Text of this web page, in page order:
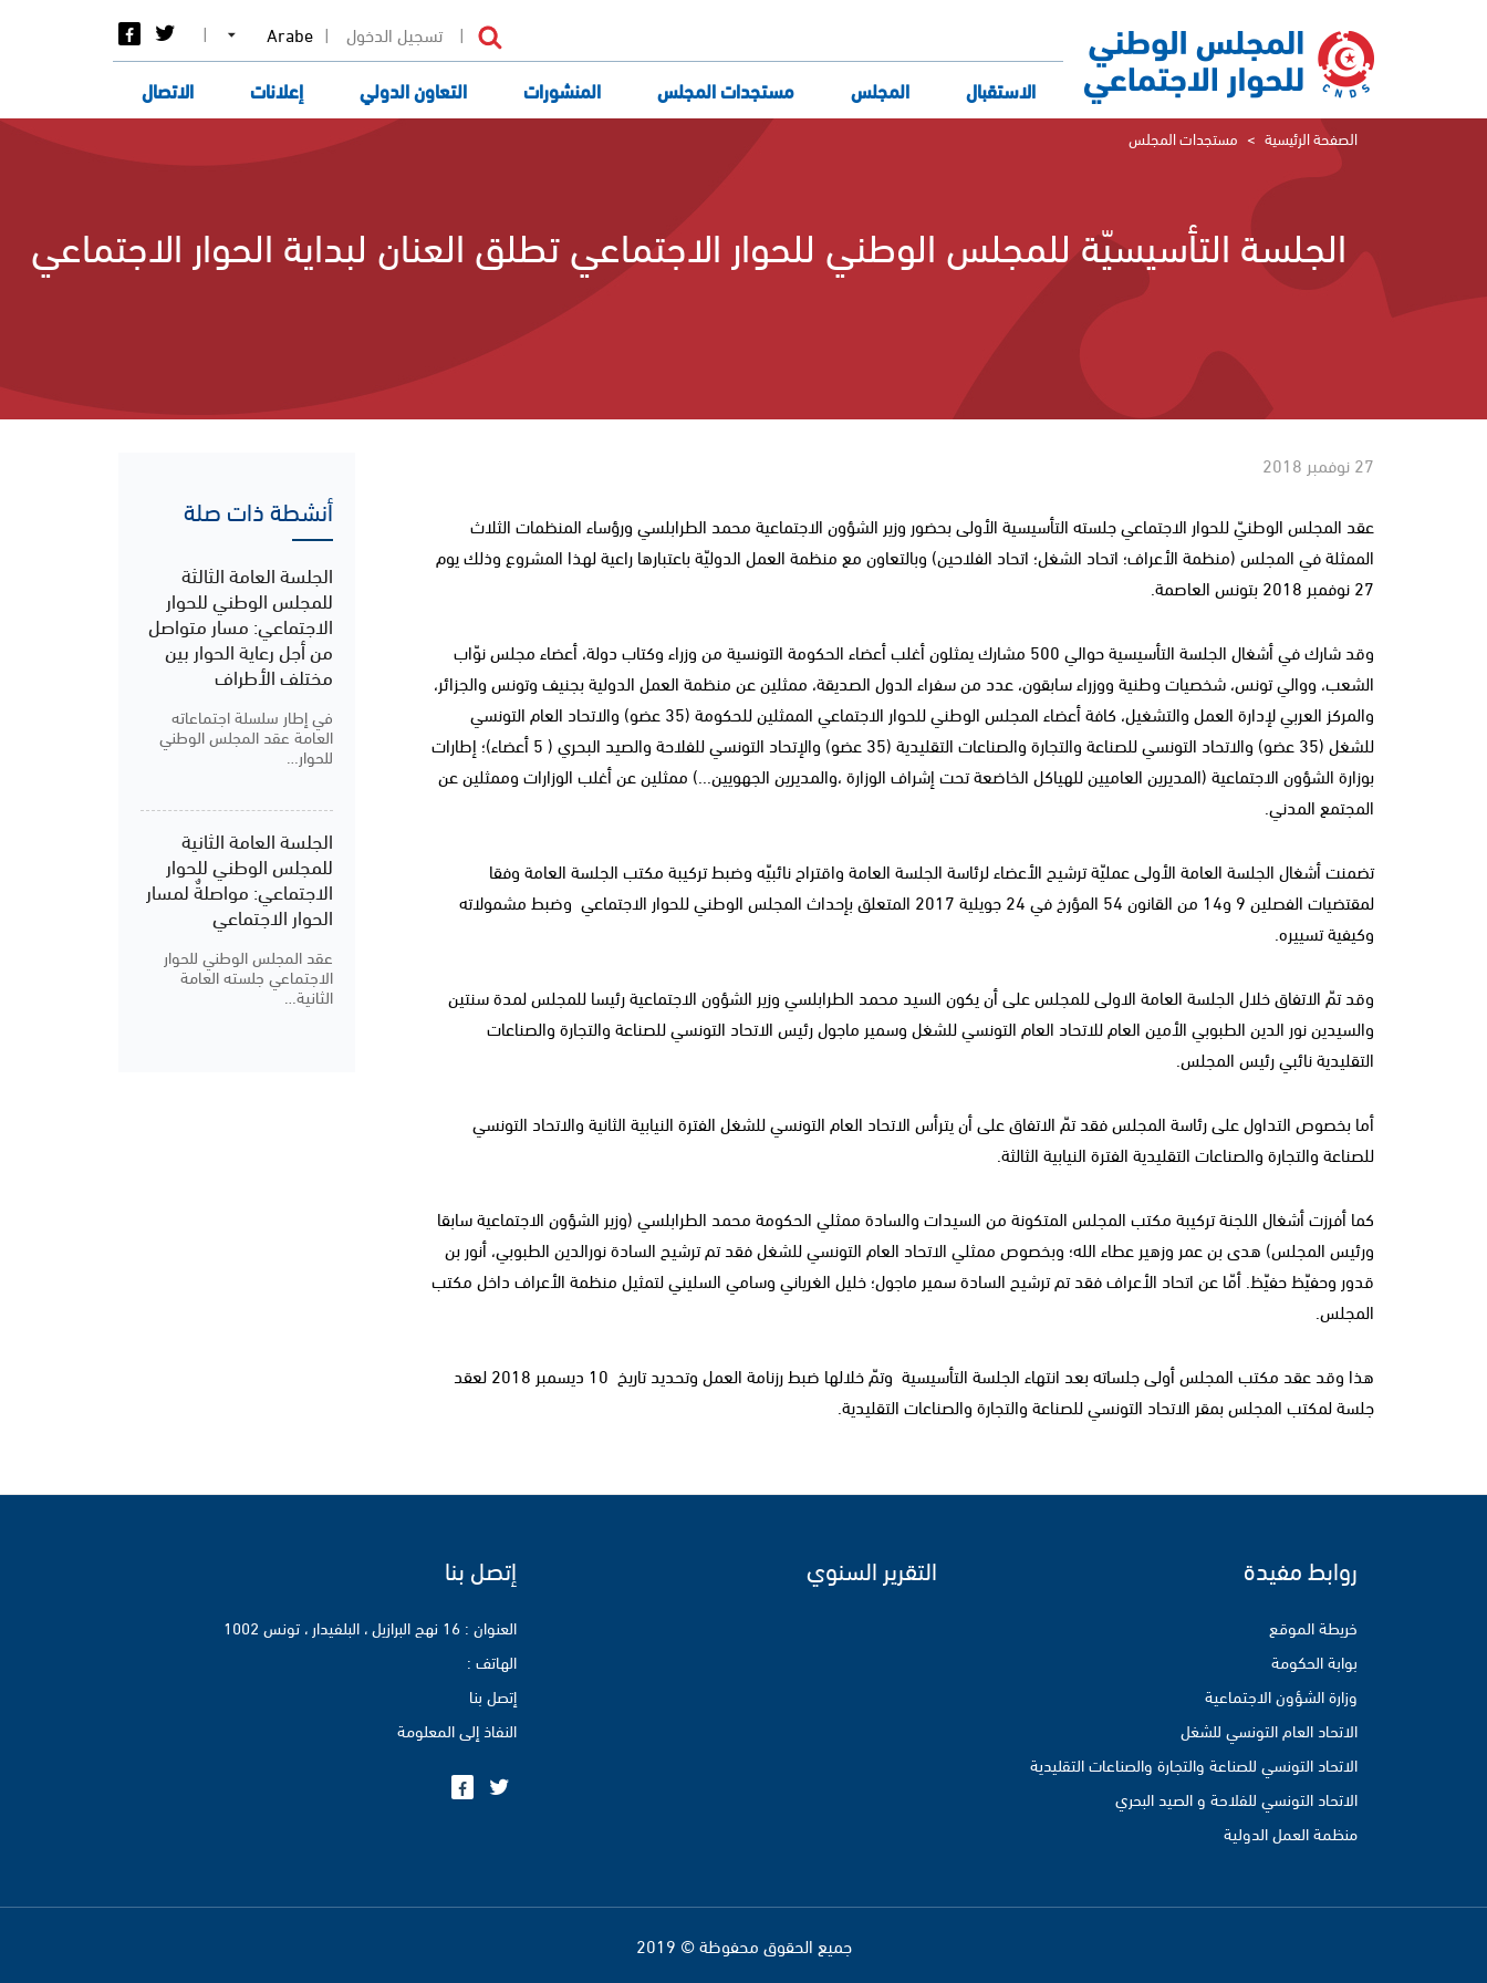
Select
تسجيل الدخول
الاستقبال
المجلس
هياكل المجلس الجلسة العامة
مستجدات المجلس المنشورات التعاون الدولي إعلانات
الاتصال
الصفحة الرئيسية مستجدات المجلس
الجلسة التأسيسيّة للمجلس الوطني للحوار الاجتماعي تطلق العنان لبداية الحوار الاجتماعي
أنشطة ذات صلة
الجلسة العامة الثالثة
للمجلس الوطني للحوار
الاجتماعي: مسار متواصل
من أجل رعاية الحوار بين
مختلف الأطراف
في إطار سلسلة اجتماعاته
العامة عقد المجلس الوطني
للحوار…
الجلسة العامة الثانية
للمجلس الوطني للحوار
الاجتماعي: مواصلةٌ لمسار
الحوار الاجتماعي
عقد المجلس الوطني للحوار
الاجتماعي جلسته العامة
الثانية…
27 نوفمبر 2018
عقد المجلس الوطنيّ للحوار الاجتماعي جلسته التأسيسية الأولى بحضور وزير الشؤون الاجتماعية محمد الطرابلسي ورؤساء المنظمات الثلاث
الممثلة في المجلس (منظمة الأعراف؛ اتحاد الشغل؛ اتحاد الفلاحين) وبالتعاون مع منظمة العمل الدوليّة باعتبارها راعية لهذا المشروع وذلك يوم
27 نوفمبر 2018 بتونس العاصمة.
وقد شارك في أشغال الجلسة التأسيسية حوالي 500 مشارك يمثلون أغلب أعضاء الحكومة التونسية من وزراء وكتاب دولة، أعضاء مجلس نوّاب
الشعب، ووالي تونس، شخصيات وطنية ووزراء سابقون، عدد من سفراء الدول الصديقة، ممثلين عن منظمة العمل الدولية بجنيف وتونس والجزائر،
والمركز العربي لإدارة العمل والتشغيل، كافة أعضاء المجلس الوطني للحوار الاجتماعي الممثلين للحكومة (35 عضو) والاتحاد العام التونسي
للشغل (35 عضو) والاتحاد التونسي للصناعة والتجارة والصناعات التقليدية (35 عضو) والإتحاد التونسي للفلاحة والصيد البحري ( 5 أعضاء)؛ إطارات
بوزارة الشؤون الاجتماعية (المديرين العاميين للهياكل الخاضعة تحت إشراف الوزارة ،والمديرين الجهويين...) ممثلين عن أغلب الوزارات وممثلين عن
المجتمع المدني.
تضمنت أشغال الجلسة العامة الأولى عمليّة ترشيح الأعضاء لرئاسة الجلسة العامة واقتراح نائبيّه وضبط تركيبة مكتب الجلسة العامة وفقا
لمقتضيات الفصلين 9 و14 من القانون 54 المؤرخ في 24 جويلية 2017 المتعلق بإحداث المجلس الوطني للحوار الاجتماعي وضبط مشمولاته
وكيفية تسييره.
وقد تمّ الاتفاق خلال الجلسة العامة الاولى للمجلس على أن يكون السيد محمد الطرابلسي وزير الشؤون الاجتماعية رئيسا للمجلس لمدة سنتين
والسيدين نور الدين الطبوبي الأمين العام للاتحاد العام التونسي للشغل وسمير ماجول رئيس الاتحاد التونسي للصناعة والتجارة والصناعات
التقليدية نائبي رئيس المجلس.
أما بخصوص التداول على رئاسة المجلس فقد تمّ الاتفاق على أن يترأس الاتحاد العام التونسي للشغل الفترة النيابية الثانية والاتحاد التونسي
للصناعة والتجارة والصناعات التقليدية الفترة النيابية الثالثة.
كما أفرزت أشغال اللجنة تركيبة مكتب المجلس المتكونة من السيدات والسادة ممثلي الحكومة محمد الطرابلسي (وزير الشؤون الاجتماعية سابقا
ورئيس المجلس) هدى بن عمر وزهير عطاء الله؛ وبخصوص ممثلي الاتحاد العام التونسي للشغل فقد تم ترشيح السادة نورالدين الطبوبي، أنور بن
قدور وحفيّظ حفيّظ. أمّا عن اتحاد الأعراف فقد تم ترشيح السادة سمير ماجول؛ خليل الغرياني وسامي السليني لتمثيل منظمة الأعراف داخل مكتب
المجلس.
هذا وقد عقد مكتب المجلس أولى جلساته بعد انتهاء الجلسة التأسيسية وتمّ خلالها ضبط رزنامة العمل وتحديد تاريخ 10 ديسمبر 2018 لعقد
جلسة لمكتب المجلس بمقر الاتحاد التونسي للصناعة والتجارة والصناعات التقليدية.
روابط مفيدة
خريطة الموقع
بوابة الحكومة
وزارة الشؤون الاجتماعية
الاتحاد العام التونسي للشغل
الاتحاد التونسي للصناعة والتجارة والصناعات التقليدية
الاتحاد التونسي للفلاحة و الصيد البحري
منظمة العمل الدولية
التقرير السنوي إتصل بنا
العنوان : 16 نهج البرازيل ، البلفيدار ، تونس 1002
الهاتف :
إتصل بنا
النفاذ إلى المعلومة
جميع الحقوق محفوظة © 2019